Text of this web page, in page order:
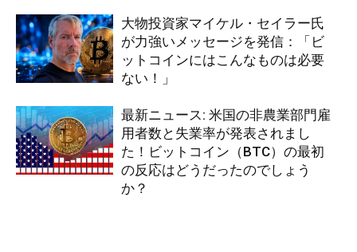
大物投資家マイケル・セイラー氏
が力強いメッセージを発信：「ビ
ットコインにはこんなものは必要
ない！」
最新ニュース: 米国の非農業部門雇
用者数と失業率が発表されまし
た！ビットコイン（BTC）の最初
の反応はどうだったのでしょう
か？